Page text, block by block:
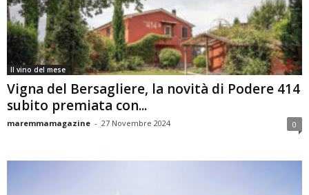
Il vino del mese
Vigna del Bersagliere, la novità di Podere 414
subito premiata con...
maremmamagazine - 27 Novembre 2024 0